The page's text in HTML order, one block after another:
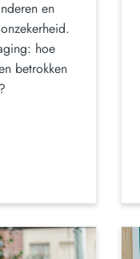
en
hoe
betrokken